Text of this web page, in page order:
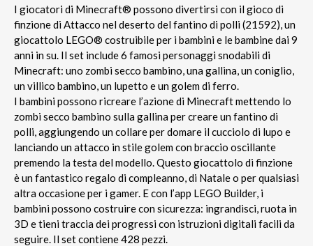
I giocatori di Minecraft® possono divertirsi con il gioco di
finzione di Attacco nel deserto del fantino di polli (21592), un
giocattolo LEGO® costruibile per i bambini e le bambine dai 9
anni in su. Il set include 6 famosi personaggi snodabili di
Minecraft: uno zombi secco bambino, una gallina, un coniglio,
un villico bambino, un lupetto e un golem di ferro.
I bambini possono ricreare l’azione di Minecraft mettendo lo
zombi secco bambino sulla gallina per creare un fantino di
polli, aggiungendo un collare per domare il cucciolo di lupo e
lanciando un attacco in stile golem con braccio oscillante
premendo la testa del modello. Questo giocattolo di finzione
è un fantastico regalo di compleanno, di Natale o per qualsiasi
altra occasione per i gamer. E con l’app LEGO Builder, i
bambini possono costruire con sicurezza: ingrandisci, ruota in
3D e tieni traccia dei progressi con istruzioni digitali facili da
seguire. Il set contiene 428 pezzi.